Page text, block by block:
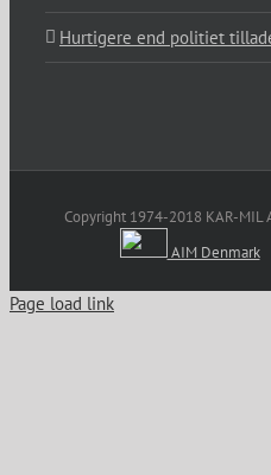
Hurtigere end politiet
Copyright 1974-2018 KAR-MIL
AIM Denmark
Page load link